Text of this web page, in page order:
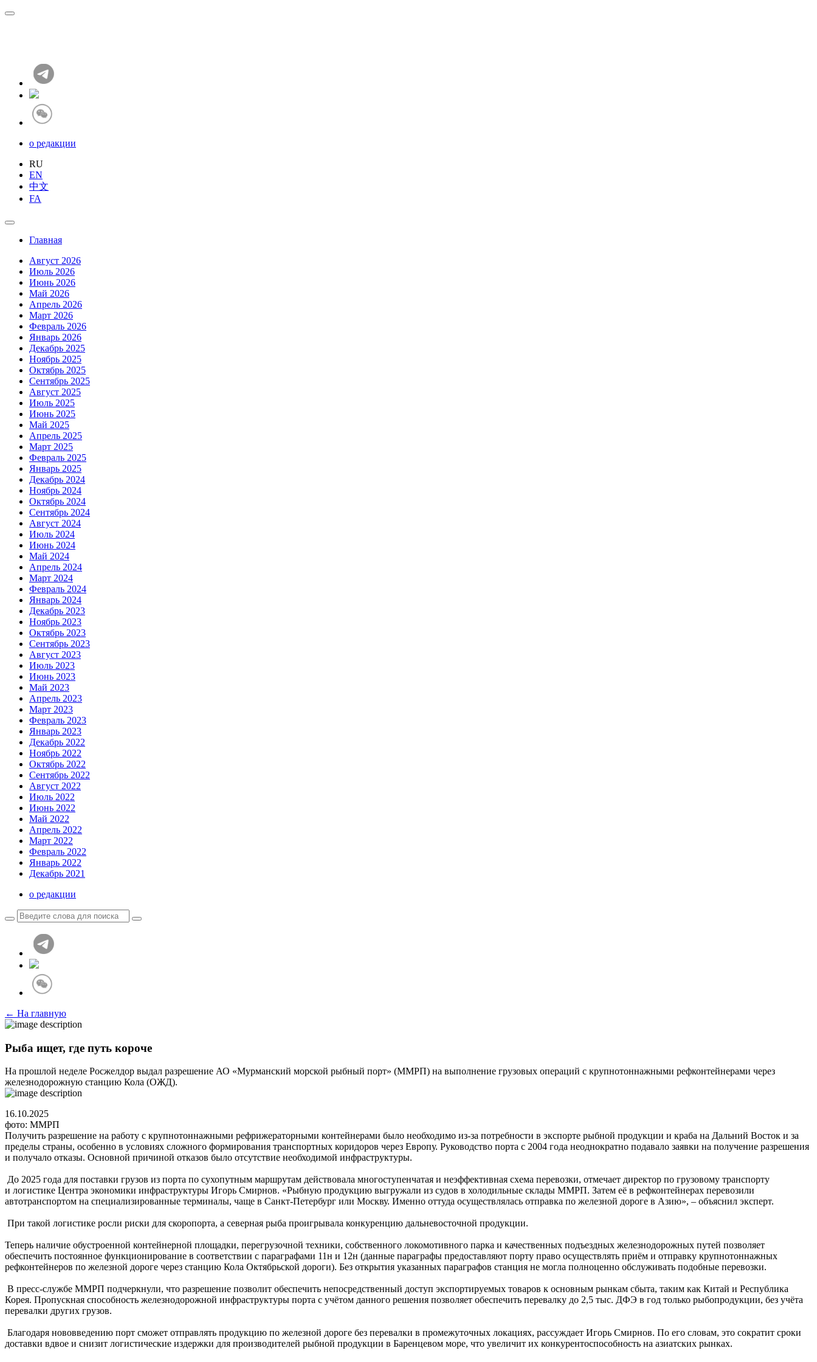
о редакции
RU
EN
中文
FA
Главная
Август 2026
Июль 2026
Июнь 2026
Май 2026
Апрель 2026
Март 2026
Февраль 2026
Январь 2026
Декабрь 2025
Ноябрь 2025
Октябрь 2025
Сентябрь 2025
Август 2025
Июль 2025
Июнь 2025
Май 2025
Апрель 2025
Март 2025
Февраль 2025
Январь 2025
Декабрь 2024
Ноябрь 2024
Октябрь 2024
Сентябрь 2024
Август 2024
Июль 2024
Июнь 2024
Май 2024
Апрель 2024
Март 2024
Февраль 2024
Январь 2024
Декабрь 2023
Ноябрь 2023
Октябрь 2023
Сентябрь 2023
Август 2023
Июль 2023
Июнь 2023
Май 2023
Апрель 2023
Март 2023
Февраль 2023
Январь 2023
Декабрь 2022
Ноябрь 2022
Октябрь 2022
Сентябрь 2022
Август 2022
Июль 2022
Июнь 2022
Май 2022
Апрель 2022
Март 2022
Февраль 2022
Январь 2022
Декабрь 2021
о редакции
← На главную
Рыба ищет, где путь короче
На прошлой неделе Росжелдор выдал разрешение АО «Мурманский морской рыбный порт» (ММРП) на выполнение грузовых операций с крупнотоннажными рефконтейнерами через
железнодорожную станцию Кола (ОЖД).
16.10.2025
фото: ММРП
Получить разрешение на работу с крупнотоннажными рефрижераторными контейнерами было необходимо из-за потребности в экспорте рыбной продукции и краба на Дальний Восток и за
пределы страны, особенно в условиях сложного формирования транспортных коридоров через Европу. Руководство порта с 2004 года неоднократно подавало заявки на получение разрешения
и получало отказы. Основной причиной отказов было отсутствие необходимой инфраструктуры.
До 2025 года для поставки грузов из порта по сухопутным маршрутам действовала многоступенчатая и неэффективная схема перевозки, отмечает директор по грузовому транспорту
и логистике Центра экономики инфраструктуры Игорь Смирнов. «Рыбную продукцию выгружали из судов в холодильные склады ММРП. Затем её в рефконтейнерах перевозили
автотранспортом на специализированные терминалы, чаще в Санкт-Петербург или Москву. Именно оттуда осуществлялась отправка по железной дороге в Азию», – объяснил эксперт.
При такой логистике росли риски для скоропорта, а северная рыба проигрывала конкуренцию дальневосточной продукции.
Теперь наличие обустроенной контейнерной площадки, перегрузочной техники, собственного локомотивного парка и качественных подъездных железнодорожных путей позволяет
обеспечить постоянное функционирование в соответствии с параграфами 11н и 12н (данные параграфы предоставляют порту право осуществлять приём и отправку крупнотоннажных
рефконтейнеров по железной дороге через станцию Кола Октябрьской дороги). Без открытия указанных параграфов станция не могла полноценно обслуживать подобные перевозки.
В пресс-службе ММРП подчеркнули, что разрешение позволит обеспечить непосредственный доступ экспортируемых товаров к основным рынкам сбыта, таким как Китай и Республика
Корея. Пропускная способность железнодорожной инфраструктуры порта с учётом данного решения позволяет обеспечить перевалку до 2,5 тыс. ДФЭ в год только рыбопродукции, без учёта
перевалки других грузов.
Благодаря нововведению порт сможет отправлять продукцию по железной дороге без перевалки в промежуточных локациях, рассуждает Игорь Смирнов. По его словам, это сократит сроки
доставки вдвое и снизит логистические издержки для производителей рыбной продукции в Баренцевом море, что увеличит их конкурентоспособность на азиатских рынках.